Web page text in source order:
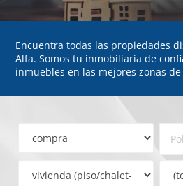
Encuentra todas las propiedades
Alfa. Somos tu inmobiliaria de
inmuebles en las mejores zonas de